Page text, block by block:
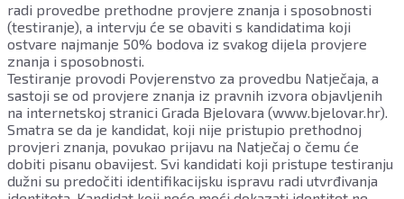
radi provedbe prethodne provjere znanja i sposobnosti
(testiranje), a intervju će se obaviti s kandidatima koji
ostvare najmanje 50% bodova iz svakog dijela provjere
znanja i sposobnosti.
Testiranje provodi Povjerenstvo za provedbu Natječaja, a
sastoji se od provjere znanja iz pravnih izvora objavljenih
na internetskoj stranici Grada Bjelovara (www.bjelovar.hr).
Smatra se da je kandidat, koji nije pristupio prethodnoj
provjeri znanja, povukao prijavu na Natječaj o čemu će
dobiti pisanu obavijest. Svi kandidati koji pristupe testiranju
dužni su predočiti identifikacijsku ispravu radi utvrđivanja